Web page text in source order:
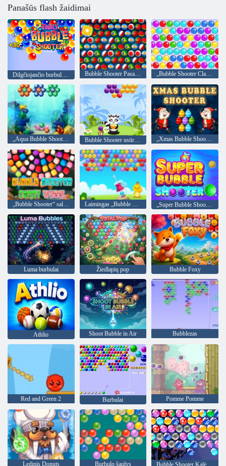
Panašūs flash žaidimai
Dilgčiojančio burbulo šaulys Bubble Shooter Pasaulio čempionatas „Bubble Shooter Classic“
„Aqua Bubble Shooter“ Bubble Shooter usūriniai „Xmas Bubble Shooter“
„Bubble Shooter“ saldainių ratas Laimingas „Bubble Shooter“ „Super Bubble Shooter“
Luma burbulai Žiedlapių pop Bubble Foxy
Athlio Shoot Bubble in Air Bubblezas
Red and Green 2 Burbulai Pomme Pomme
Ledinis Donuts Burbulo šaulys